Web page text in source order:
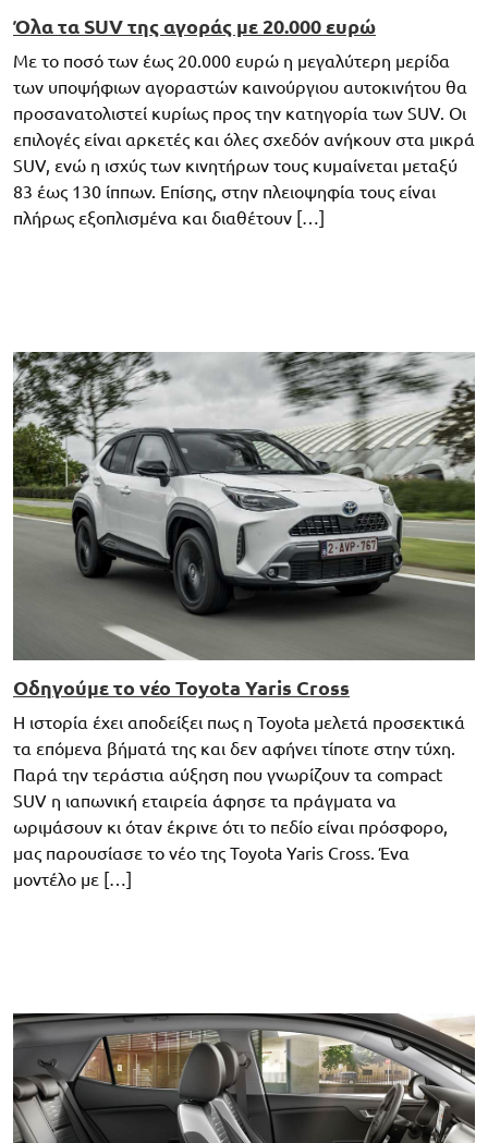
Όλα τα SUV της αγοράς με 20.000 ευρώ
Με το ποσό των έως 20.000 ευρώ η μεγαλύτερη μερίδα
των υποψήφιων αγοραστών καινούργιου αυτοκινήτου θα
προσανατολιστεί κυρίως προς την κατηγορία των SUV. Οι
επιλογές είναι αρκετές και όλες σχεδόν ανήκουν στα μικρά
SUV, ενώ η ισχύς των κινητήρων τους κυμαίνεται μεταξύ
83 έως 130 ίππων. Επίσης, στην πλειοψηφία τους είναι
πλήρως εξοπλισμένα και διαθέτουν […]
Οδηγούμε το νέο Toyota Yaris Cross
Η ιστορία έχει αποδείξει πως η Toyota μελετά προσεκτικά
τα επόμενα βήματά της και δεν αφήνει τίποτε στην τύχη.
Παρά την τεράστια αύξηση που γνωρίζουν τα compact
SUV η ιαπωνική εταιρεία άφησε τα πράγματα να
ωριμάσουν κι όταν έκρινε ότι το πεδίο είναι πρόσφορο,
μας παρουσίασε το νέο της Toyota Yaris Cross. Ένα
μοντέλο με […]